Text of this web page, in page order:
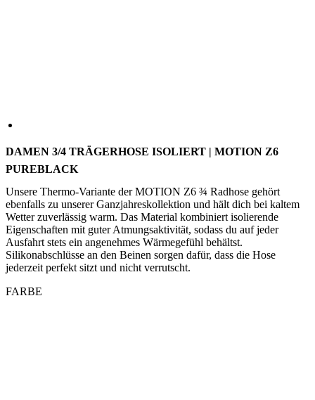
DAMEN 3/4 TRÄGERHOSE ISOLIERT | MOTION Z6
PUREBLACK
Unsere Thermo-Variante der MOTION Z6 ¾ Radhose gehört
ebenfalls zu unserer Ganzjahreskollektion und hält dich bei kaltem
Wetter zuverlässig warm. Das Material kombiniert isolierende
Eigenschaften mit guter Atmungsaktivität, sodass du auf jeder
Ausfahrt stets ein angenehmes Wärmegefühl behältst.
Silikonabschlüsse an den Beinen sorgen dafür, dass die Hose
jederzeit perfekt sitzt und nicht verrutscht.
FARBE